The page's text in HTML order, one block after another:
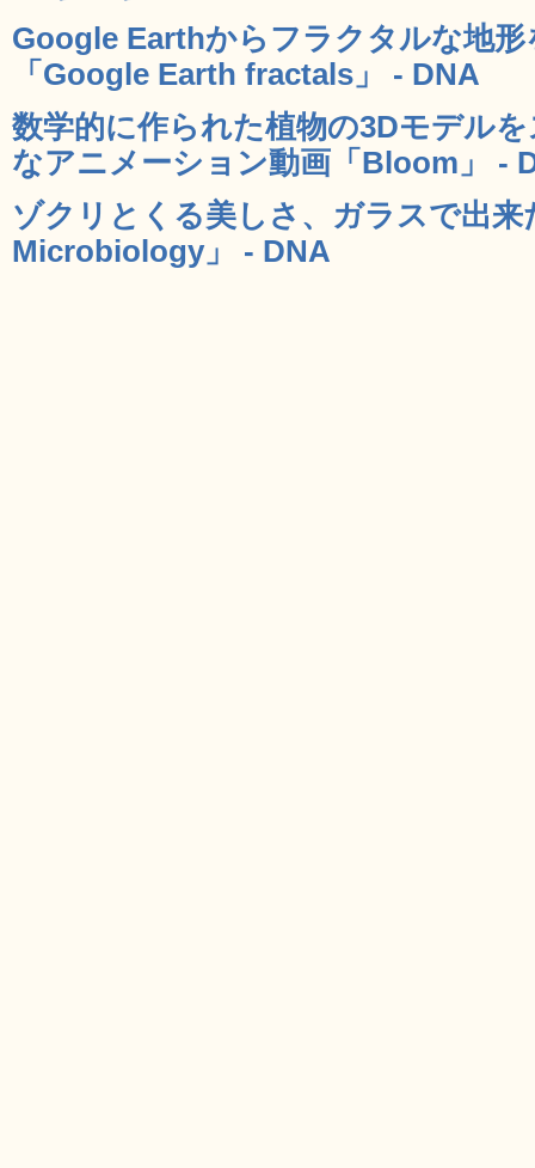
Google Earthからフラクタルな地
「Google Earth fractals」 - DNA
数学的に作られた植物の3Dモデル
なアニメーション動画「Bloom」 -
ゾクリとくる美しさ、ガラスで出
Microbiology」 - DNA